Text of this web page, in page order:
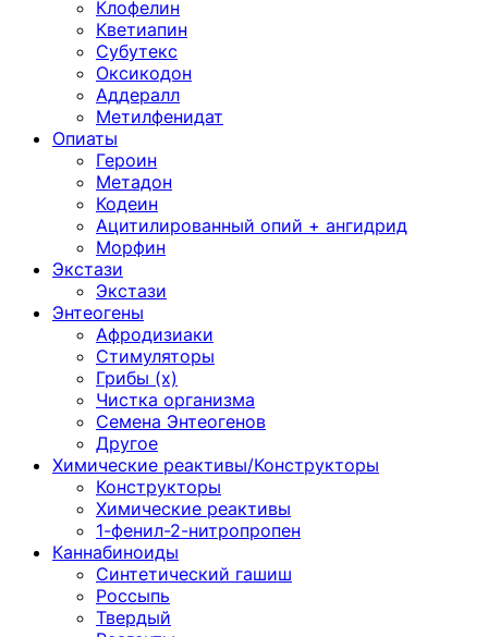
Клофелин
Кветиапин
Субутекс
Оксикодон
Аддералл
Метилфенидат
Опиаты
Героин
Метадон
Кодеин
Ацитилированный опий + ангидрид
Морфин
Экстази
Экстази
Энтеогены
Афродизиаки
Стимуляторы
Грибы (х)
Чистка организма
Семена Энтеогенов
Другое
Химические реактивы/Конструкторы
Конструкторы
Химические реактивы
1-фенил-2-нитропропен
Каннабиноиды
Синтетический гашиш
Россыпь
Твердый